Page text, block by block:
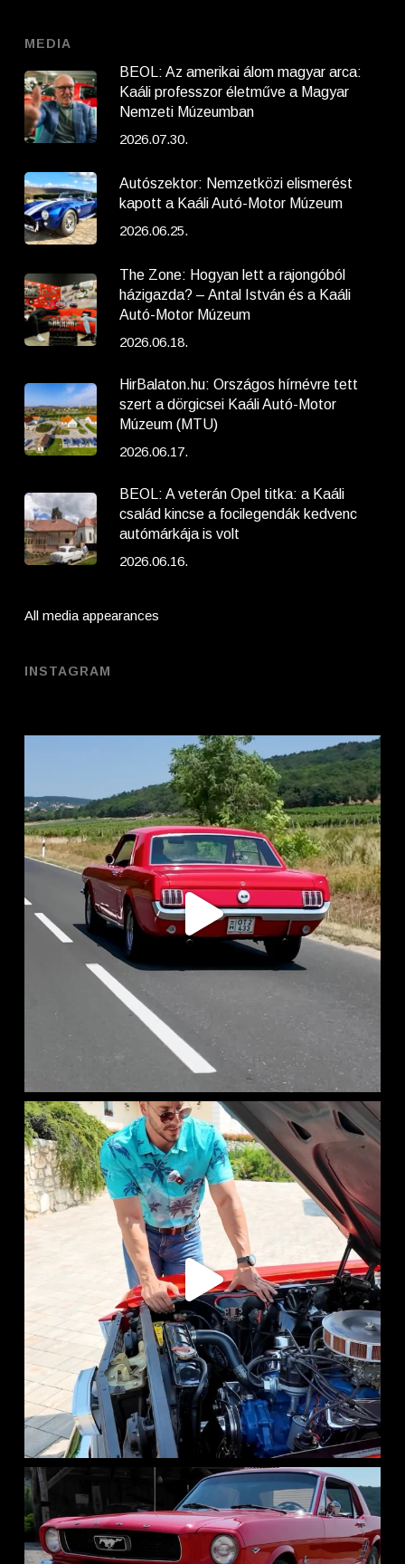
MEDIA
BEOL: Az amerikai álom magyar arca:
Kaáli professzor életműve a Magyar
Nemzeti Múzeumban
2026.07.30.
Autószektor: Nemzetközi elismerést
kapott a Kaáli Autó-Motor Múzeum
2026.06.25.
The Zone: Hogyan lett a rajongóból
házigazda? – Antal István és a Kaáli
Autó-Motor Múzeum
2026.06.18.
HirBalaton.hu: Országos hírnévre tett
szert a dörgicsei Kaáli Autó-Motor
Múzeum (MTU)
2026.06.17.
BEOL: A veterán Opel titka: a Kaáli
család kincse a focilegendák kedvenc
autómárkája is volt
2026.06.16.
All media appearances
INSTAGRAM